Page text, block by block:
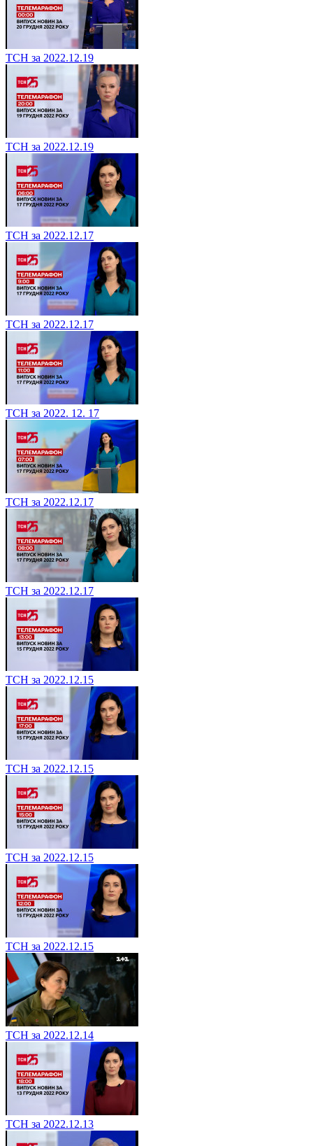
ТСН за 2022.12.19
ТСН за 2022.12.19
ТСН за 2022.12.17
ТСН за 2022.12.17
ТСН за 2022. 12. 17
ТСН за 2022.12.17
ТСН за 2022.12.17
ТСН за 2022.12.15
ТСН за 2022.12.15
ТСН за 2022.12.15
ТСН за 2022.12.15
ТСН за 2022.12.14
ТСН за 2022.12.13